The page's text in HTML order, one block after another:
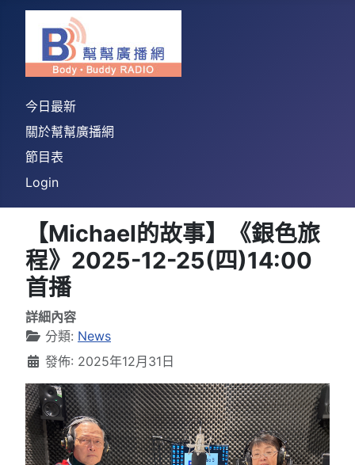
今日最新
關於幫幫廣播網
節目表
Login
【Michael的故事】《銀色旅
程》2025-12-25(四)14:00
首播
詳細內容
分類: News
發佈: 2025年12月31日